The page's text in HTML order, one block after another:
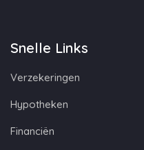
Snelle Links
Verzekeringen
Hypotheken
Financiën